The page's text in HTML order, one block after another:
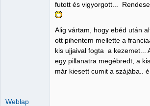
futott és vigyorgott...
Alig vártam, hogy ebéd után
ott pihentem mellette a
kis ujjaival fogta a kezemet...
egy pillanatra megébredt, a
már kiesett cumit a szájába..
Weblap